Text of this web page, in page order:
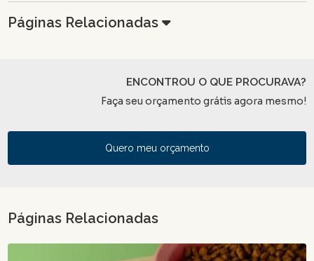
Páginas Relacionadas
ENCONTROU O QUE PROCURAVA?
Faça seu orçamento grátis agora mesmo!
Quero meu orçamento
Páginas Relacionadas